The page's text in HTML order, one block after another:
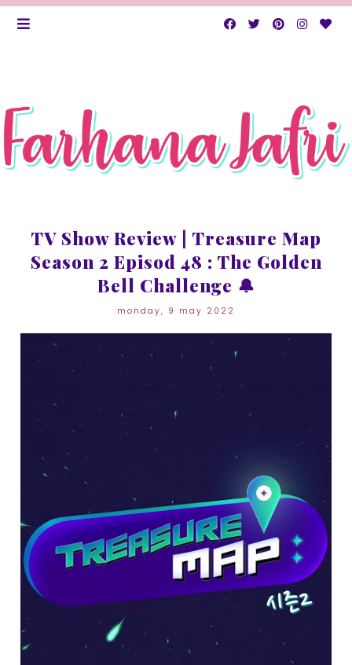
TV Show Review | Treasure Map
Season 2 Episod 48 : The Golden
Bell Challenge 🔔
monday, 9 may 2022